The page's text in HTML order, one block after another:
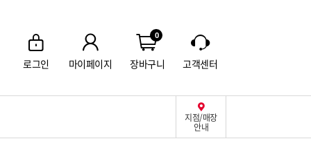
로그인 마이페이지
0
장바구니 고객센터
지점/매장
안내